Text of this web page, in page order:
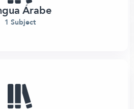
Árabe
1 Subject